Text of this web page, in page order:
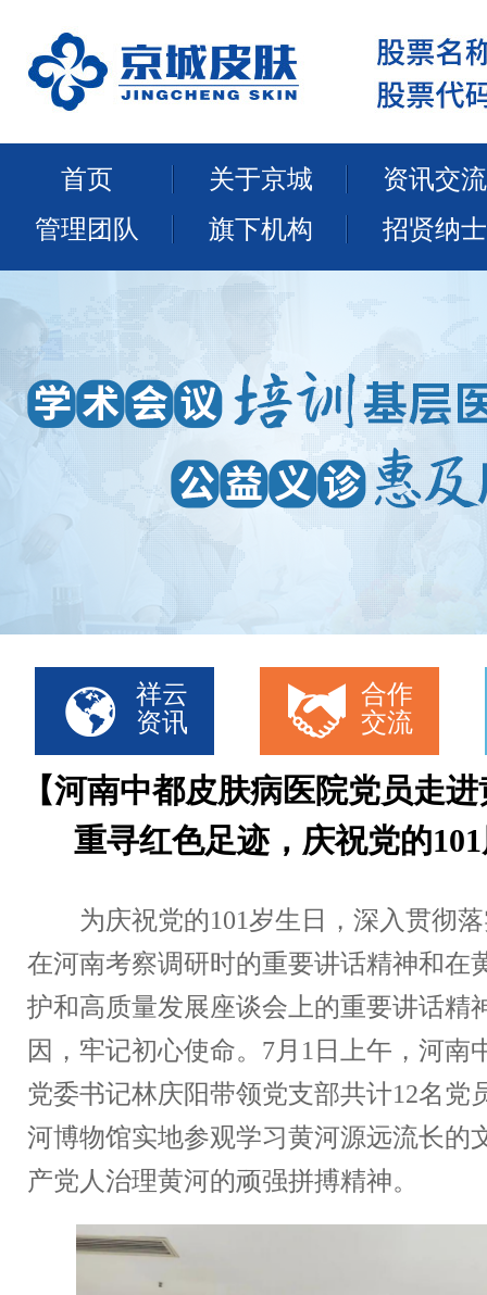
首页 关于京城
资讯交流
管理团队
旗下机构 招贤纳士
祥云
资讯
合作
交流
【河南中都皮肤病医院党员走
重寻红色足迹，庆祝党的
为庆祝党的101岁生日，深入贯彻落
在河南考察调研时的重要讲话精神和在
护和高质量发展座谈会上的重要讲话精
因，牢记初心使命。7月1日上午，河南
党委书记林庆阳带领党支部共计12名党
河博物馆实地参观学习黄河源远流长的
产党人治理黄河的顽强拼搏精神。